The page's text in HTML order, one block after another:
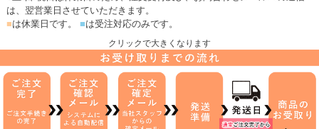
は、翌営業日させていただきます。
■は休業日です。 ■は受注対応のみです。
クリックで大きくなります